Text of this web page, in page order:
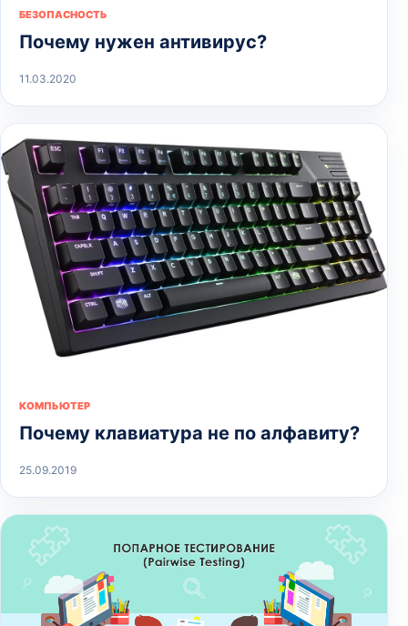
БЕЗОПАСНОСТЬ
Почему нужен антивирус?
11.03.2020
КОМПЬЮТЕР
Почему клавиатура не по алфавиту?
25.09.2019